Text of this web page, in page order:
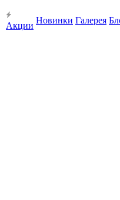
Акции
Новинки Галерея